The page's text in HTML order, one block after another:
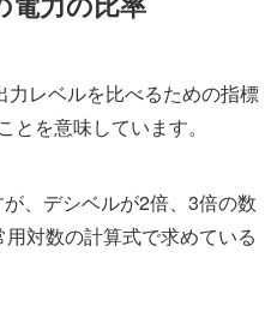
レベルを比べるための指標
を意味しています。
、デシベルが2倍、3倍の数
対数の計算式で求めている